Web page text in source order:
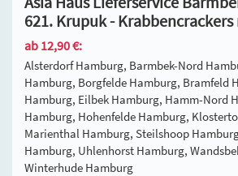
621. Krupuk - Krabbencrackers
ab 12,90 €:
Alsterdorf Hamburg, Barmbek-Nord
Hamburg, Borgfelde Hamburg, Bramfeld
Hamburg, Eilbek Hamburg, Hamm-Nord
Hamburg, Hohenfelde Hamburg,
Marienthal Hamburg, Steilshoop
Hamburg, Uhlenhorst Hamburg,
Winterhude Hamburg